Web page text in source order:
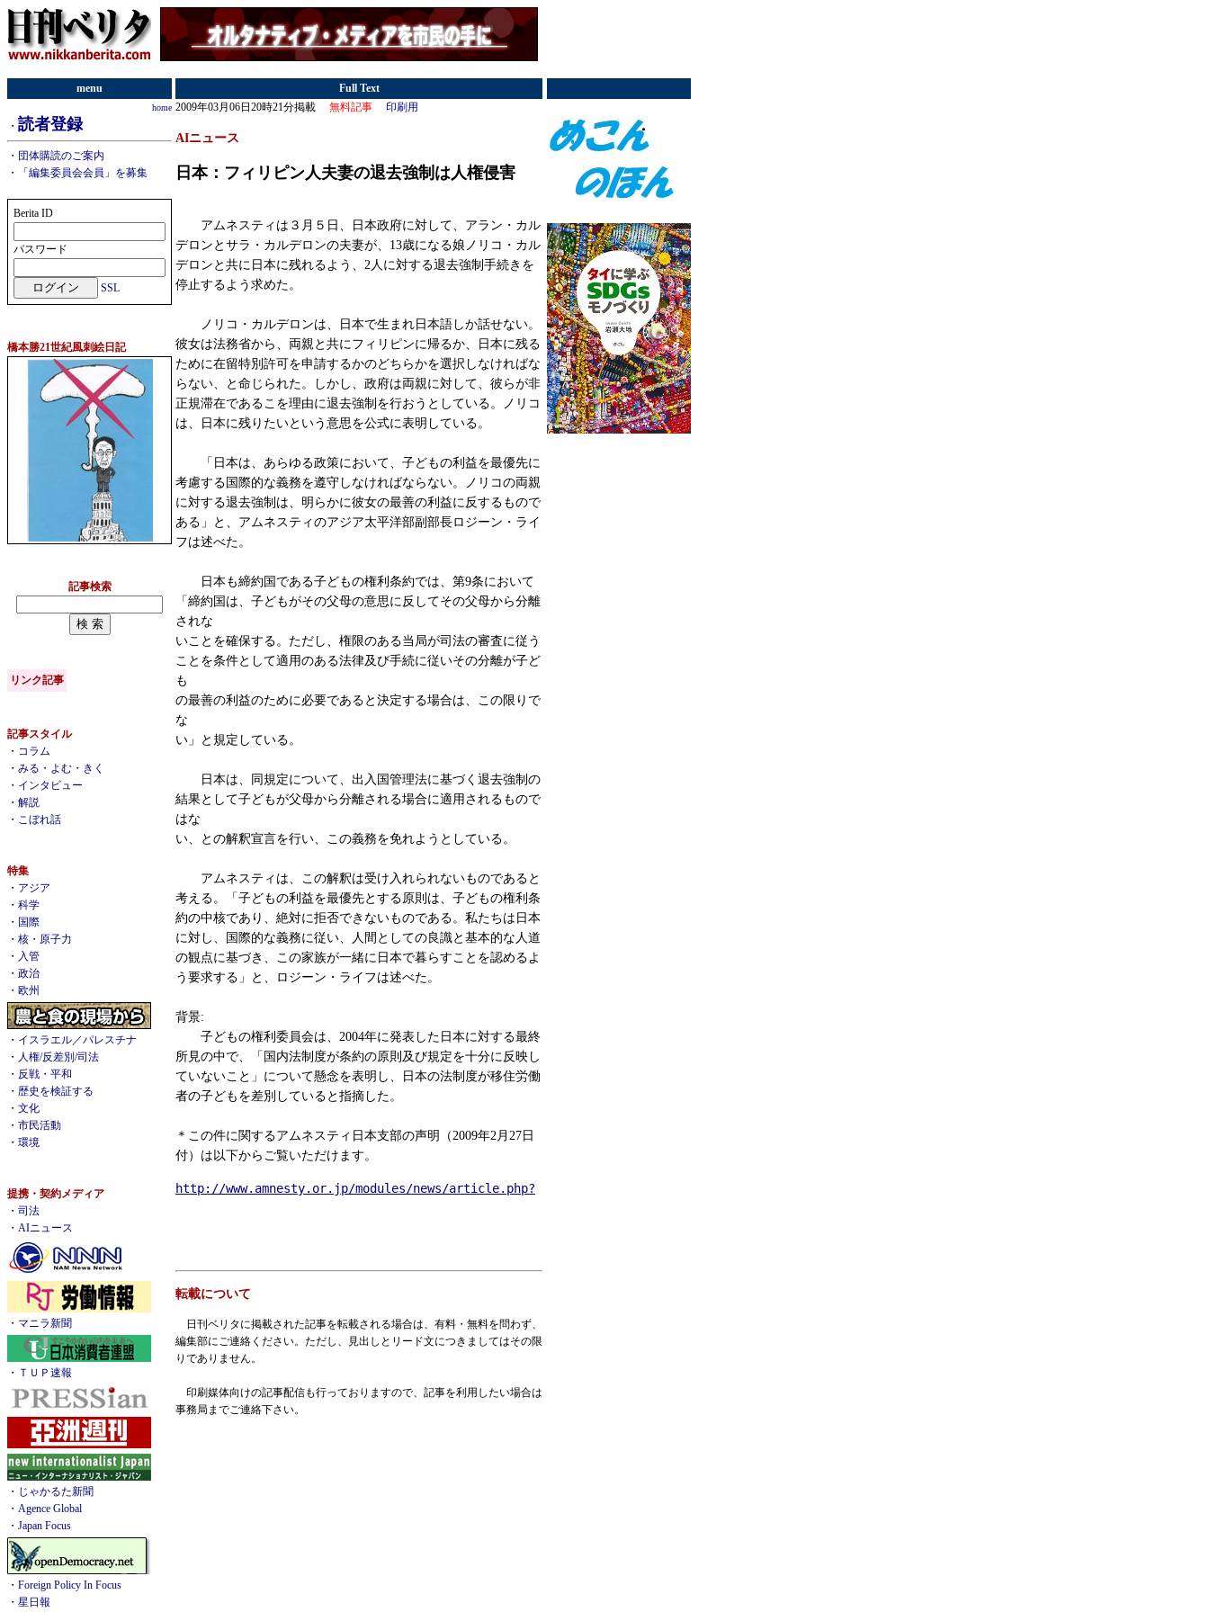
menu
home
・ 読者登録
・ 団体購読のご案内
・
「編集委員会会員」を募集
Berita ID
パスワード
SSL
橋本勝21世紀風刺絵日記
記事検索
リンク記事
記事スタイル
・ コラム
・ みる・よむ・きく
・ インタビュー
・ 解説
・ こぼれ話
特集
・ アジア
・ 科学
・ 国際
・ 核・原子力
・ 入管
・ 政治
・ 欧州
・ イスラエル／パレスチナ
・ 人権/反差別/司法
・ 反戦・平和
・ 歴史を検証する
・ 文化
・ 市民活動
・ 環境
提携・契約メディア
・ 司法
・ AIニュース
・ マニラ新聞
・ ＴＵＰ速報
・ じゃかるた新聞
・ Agence Global
・ Japan Focus
・ Foreign Policy In Focus
・ 星日報
Full Text
2009年03月06日20時21分掲載 無料記事 印刷用
AIニュース
日本：フィリピン人夫妻の退去強制は人権侵害
アムネスティは３月５日、日本政府に対して、アラン・カル
デロンとサラ・カルデロンの夫妻が、13歳になる娘ノリコ・カル
デロンと共に日本に残れるよう、2人に対する退去強制手続きを
停止するよう求めた。
ノリコ・カルデロンは、日本で生まれ日本語しか話せない。
彼女は法務省から、両親と共にフィリピンに帰るか、日本に残る
ために在留特別許可を申請するかのどちらかを選択しなければな
らない、と命じられた。しかし、政府は両親に対して、彼らが非
正規滞在であるこを理由に退去強制を行おうとしている。ノリコ
は、日本に残りたいという意思を公式に表明している。
「日本は、あらゆる政策において、子どもの利益を最優先に
考慮する国際的な義務を遵守しなければならない。ノリコの両親
に対する退去強制は、明らかに彼女の最善の利益に反するもので
ある」と、アムネスティのアジア太平洋部副部長ロジーン・ライ
フは述べた。
日本も締約国である子どもの権利条約では、第9条において
「締約国は、子どもがその父母の意思に反してその父母から分離
されな
いことを確保する。ただし、権限のある当局が司法の審査に従う
ことを条件として適用のある法律及び手続に従いその分離が子ど
も
の最善の利益のために必要であると決定する場合は、この限りで
な
い」と規定している。
日本は、同規定について、出入国管理法に基づく退去強制の
結果として子どもが父母から分離される場合に適用されるもので
はな
い、との解釈宣言を行い、この義務を免れようとしている。
アムネスティは、この解釈は受け入れられないものであると
考える。「子どもの利益を最優先とする原則は、子どもの権利条
約の中核であり、絶対に拒否できないものである。私たちは日本
に対し、国際的な義務に従い、人間としての良識と基本的な人道
の観点に基づき、この家族が一緒に日本で暮らすことを認めるよ
う要求する」と、ロジーン・ライフは述べた。
背景:
子どもの権利委員会は、2004年に発表した日本に対する最終
所見の中で、「国内法制度が条約の原則及び規定を十分に反映し
ていないこと」について懸念を表明し、日本の法制度が移住労働
者の子どもを差別していると指摘した。
＊この件に関するアムネスティ日本支部の声明（2009年2月27日
付）は以下からご覧いただけます。
http://www.amnesty.or.jp/modules/news/article.php?storyid=613
転載について
日刊ベリタに掲載された記事を転載される場合は、有料・無料を問わず、
編集部にご連絡ください。ただし、見出しとリード文につきましてはその限
りでありません。
印刷媒体向けの記事配信も行っておりますので、記事を利用したい場合は
事務局までご連絡下さい。